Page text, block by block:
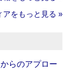
アをもっと見る »
らのアプロー